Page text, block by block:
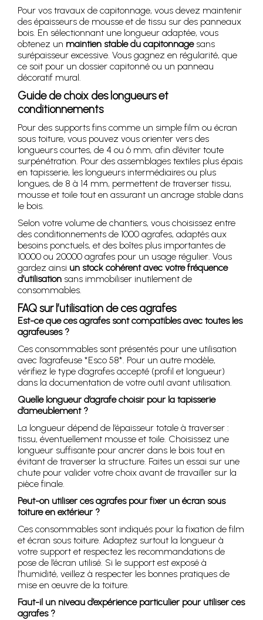
Pour vos travaux de capitonnage, vous devez maintenir
des épaisseurs de mousse et de tissu sur des panneaux
bois. En sélectionnant une longueur adaptée, vous
obtenez un maintien stable du capitonnagesans
surépaisseur excessive. Vous gagnez en régularité, que
ce soit pour un dossier capitonné ou un panneau
décoratif mural.
Guide de choix des longueurs et
conditionnements
Pour des supports fins comme un simple film ou écran
sous toiture, vous pouvez vous orienter vers des
longueurs courtes, de 4 ou 6 mm, afin d’éviter toute
surpénétration. Pour des assemblages textiles plus épais
en tapisserie, les longueurs intermédiaires ou plus
longues, de 8 à 14 mm, permettent de traverser tissu,
mousse et toile tout en assurant un ancrage stable dans
le bois.
Selon votre volume de chantiers, vous choisissez entre
des conditionnements de 1000 agrafes, adaptés aux
besoins ponctuels, et des boîtes plus importantes de
10000 ou 20000 agrafes pour un usage régulier. Vous
gardez ainsi un stock cohérent avec votre fréquence
d’utilisation sans immobiliser inutilement de
consommables.
FAQ sur l’utilisation de ces agrafes
Est-ce que ces agrafes sont compatibles avec toutes les
agrafeuses ?
Ces consommables sont présentés pour une utilisation
avec l’agrafeuse *Esco 58*. Pour un autre modèle,
vérifiez le type d’agrafes accepté (profil et longueur)
dans la documentation de votre outil avant utilisation.
Quelle longueur d’agrafe choisir pour la tapisserie
d’ameublement ?
La longueur dépend de l’épaisseur totale à traverser :
tissu, éventuellement mousse et toile. Choisissez une
longueur suffisante pour ancrer dans le bois tout en
évitant de traverser la structure. Faites un essai sur une
chute pour valider votre choix avant de travailler sur la
pièce finale.
Peut-on utiliser ces agrafes pour fixer un écran sous
toiture en extérieur ?
Ces consommables sont indiqués pour la fixation de film
et écran sous toiture. Adaptez surtout la longueur à
votre support et respectez les recommandations de
pose de l’écran utilisé. Si le support est exposé à
l’humidité, veillez à respecter les bonnes pratiques de
mise en œuvre de la toiture.
Faut-il un niveau d’expérience particulier pour utiliser ces
agrafes ?